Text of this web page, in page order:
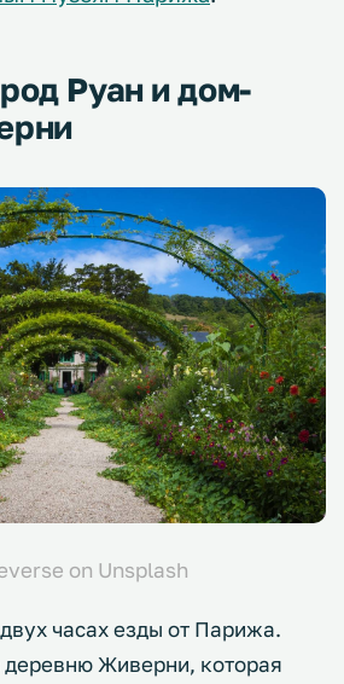
Руан и дом-
on Unsplash
часах езды от Парижа.
деревню Живерни, которая